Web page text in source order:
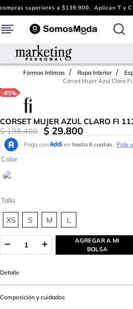
Formas Intimas Ropa Interior
Corset Mujer Azul Claro
-85%
CORSET MUJER AZUL CLARO FI
$ 198.400 $ 29.800
Talla
XS S M L
Color
AGREGAR A MI
BOLSA
Detalle
Composición y cuidados